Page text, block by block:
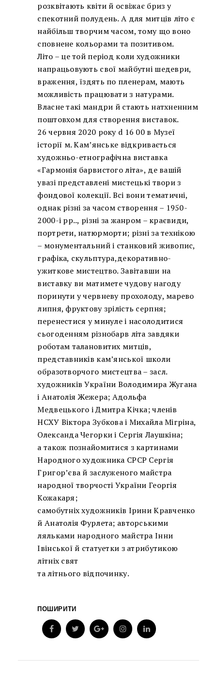
розквітають квіти й освіжає бриз у
спекотний полудень. А для митців літо є
найбільш творчим часом, тому що воно
сповнене кольорами та позитивом.
Літо – це той період коли художники
напрацьовують свої майбутні шедеври,
враження, їздять по пленерам, мають
можливість працювати з натурами.
Власне такі мандри й стають натхненним
поштовхом для створення виставок.
26 червня 2020 року d 16 00 в Музеї
історії м. Кам’янське відкривається
художньо-етнографічна виставка
«Гармонія барвистого літа», де вашій
увазі представлені мистецькі твори з
фондової колекції. Всі вони тематичні,
однак різні за часом створення – 1950-
2000-і рр.., різні за жанром – краєвиди,
портрети, натюрморти; різні за технікою
– монументальний і станковий живопис,
графіка, скульптура,декоративно-
ужиткове мистецтво. Завітавши на
виставку ви матимете чудову нагоду
поринути у червневу прохолоду, марево
липня, фруктову зрілість серпня;
перенестися у минуле і насолодитися
сьогоденням різнобарв літа завдяки
роботам талановитих митців,
представників кам’янської школи
образотворчого мистецтва – засл.
художників України Володимира Жугана
і Анатолія Жежера; Адольфа
Медвецького і Дмитра Кічка; членів
НСХУ Віктора Зубкова і Михайла Мігріна,
Олександа Чегорки і Сергія Лаушкіна;
а також познайомитися з картинами
Народного художника СРСР Сергія
Григор’єва й заслуженого майстра
народної творчості України Георгія
Кожакаря;
самобутніх художників Ірини Кравченко
й Анатолія Фурлета; авторськими
ляльками народного майстра Інни
Івінської й статуетки з атрибутикою
літніх свят
та літнього відпочинку.
ПОШИРИТИ